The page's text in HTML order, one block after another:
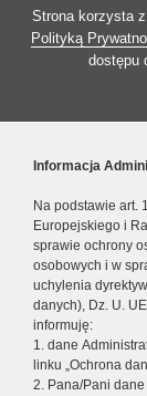
Strona korzysta
Polityką
dostępu
Informacja
Na podstawie art.
Europejskiego i
sprawie ochrony
osobowych i w
uchylenia
danych), Dz. U.
informuję:
1. dane
linku „Ochrona
2. Pana/Pani